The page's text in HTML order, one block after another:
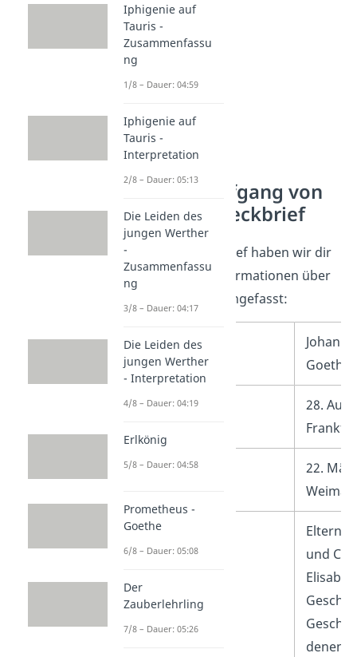
Johann Wolfgang von
Goethe – Steckbrief
In diesem Steckbrief haben wir dir
alle wichtigen Informationen über
Goethe zusammengefasst:
Name
Johann
Goethe
Geburt
28.
Tod
22.
Weimar
Familie
Eltern:
und
denen
Iphigenie auf
Tauris -
Zusammenfassu
ng
1/8 – Dauer: 04:59
Iphigenie auf
Tauris -
Interpretation
2/8 – Dauer: 05:13
Die Leiden des
jungen Werther
-
Zusammenfassu
ng
3/8 – Dauer: 04:17
Die Leiden des
jungen Werther
- Interpretation
4/8 – Dauer: 04:19
Erlkönig
5/8 – Dauer: 04:58
Prometheus -
Goethe
6/8 – Dauer: 05:08
Der
Zauberlehrling
7/8 – Dauer: 05:26